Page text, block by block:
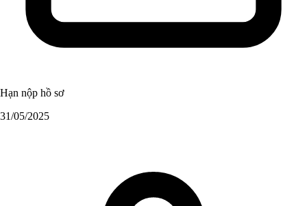
Hạn nộp hồ sơ
31/05/2025